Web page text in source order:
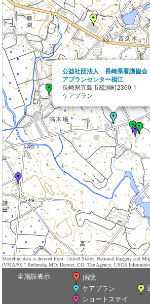
公益社団法人 長崎県看護協
アプランセンター福江
長崎県五島市籠淵町2360-1
ケアプラン
Shoreline data is derived from: United States. National Imagery and
(VMAP0)." Bethesda, MD: Denver, CO: The Agency; USGS
全施設表示 病院
ケアプラン
ショートステイ